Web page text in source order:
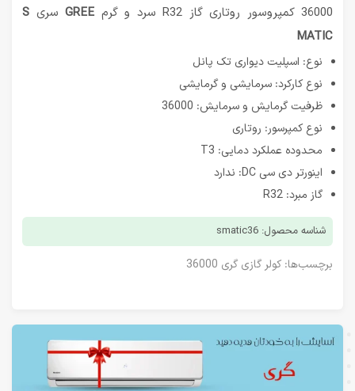
36000 کمپروسور روتاری گاز R32 سرد و گرم
GREE سری S
MATIC
نوع: اسپلیت دیواری تک پانل
نوع کارکرد: سرمایشی و گرمایشی
ظرفیت گرمایش و سرمایش: 36000
نوع کمپرسور: روتاری
محدوده عملکرد دمایی: T3
اینورتر دی سی DC: ندارد
گاز مبرد: R32
شناسه محصول: smatic36
برچسب‌ها: کولر گازی گری 36000